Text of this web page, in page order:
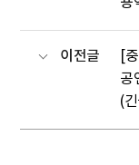
이전글
[
공
(